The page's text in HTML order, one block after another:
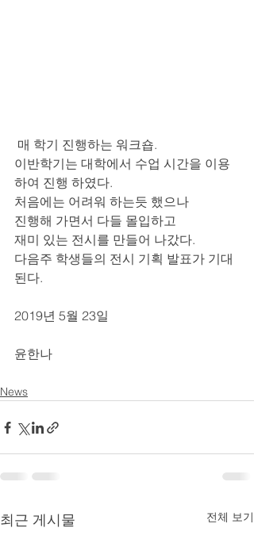
매 학기 진행하는 워크숍.
이반학기는 대학에서 수업 시간을 이용
하여 진행 하였다.
처음에는 어려워 하는듯 했으나
진행해 가면서 다들 몰입하고
재미 있는 전시를 만들어 나갔다.
다음주 학생들의 전시 기획 발표가 기대
된다.
2019년 5월 23일
윤한나
News
최근 게시물 전체 보기